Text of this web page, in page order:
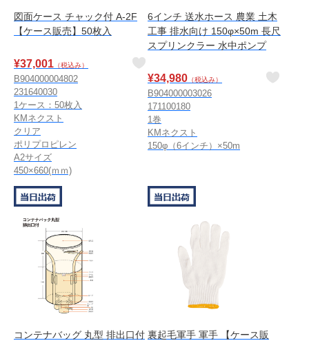
図面ケース チャック付 A-2F
【ケース販売】50枚入
¥37,001 （税込み）
B904000004802
231640030
1ケース：50枚入
KMネクスト
クリア
ポリプロピレン
A2サイズ
450×660(ｍｍ)
6インチ 送水ホース 農業 土木
工事 排水向け 150φ×50m 長尺
スプリンクラー 水中ポンプ
¥34,980 （税込み）
B904000003026
171100180
1巻
KMネクスト
150φ（6インチ）×50m
コンテナバッグ 丸型 排出口付 裏起毛軍手 軍手 【ケース販